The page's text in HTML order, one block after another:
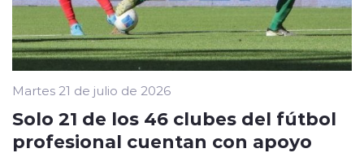
Martes 21 de julio de 2026
Solo 21 de los 46 clubes del fútbol
profesional cuentan con apoyo